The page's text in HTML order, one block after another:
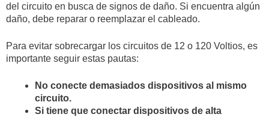
del circuito en busca de signos de daño. Si encuentra algún
daño, debe reparar o reemplazar el cableado.
Para evitar sobrecargar los circuitos de 12 o 120 Voltios, es
importante seguir estas pautas:
No conecte demasiados dispositivos al mismo
circuito.
Si tiene que conectar dispositivos de alta